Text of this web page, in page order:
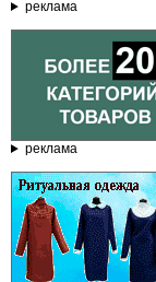
реклама
реклама